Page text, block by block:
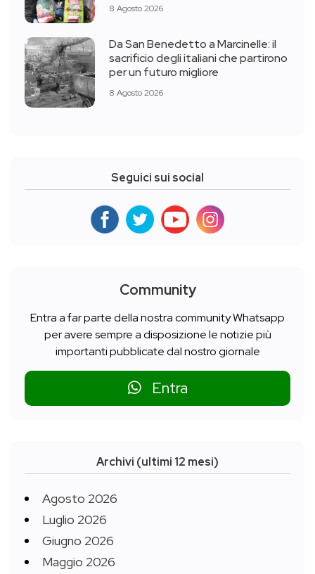
8 Agosto 2026
Da San Benedetto a Marcinelle: il
sacrificio degli italiani che partirono
per un futuro migliore
8 Agosto 2026
Seguici sui social
Community
Entra a far parte della nostra community Whatsapp
per avere sempre a disposizione le notizie più
importanti pubblicate dal nostro giornale
Entra
Archivi (ultimi 12 mesi)
Agosto 2026
Luglio 2026
Giugno 2026
Maggio 2026